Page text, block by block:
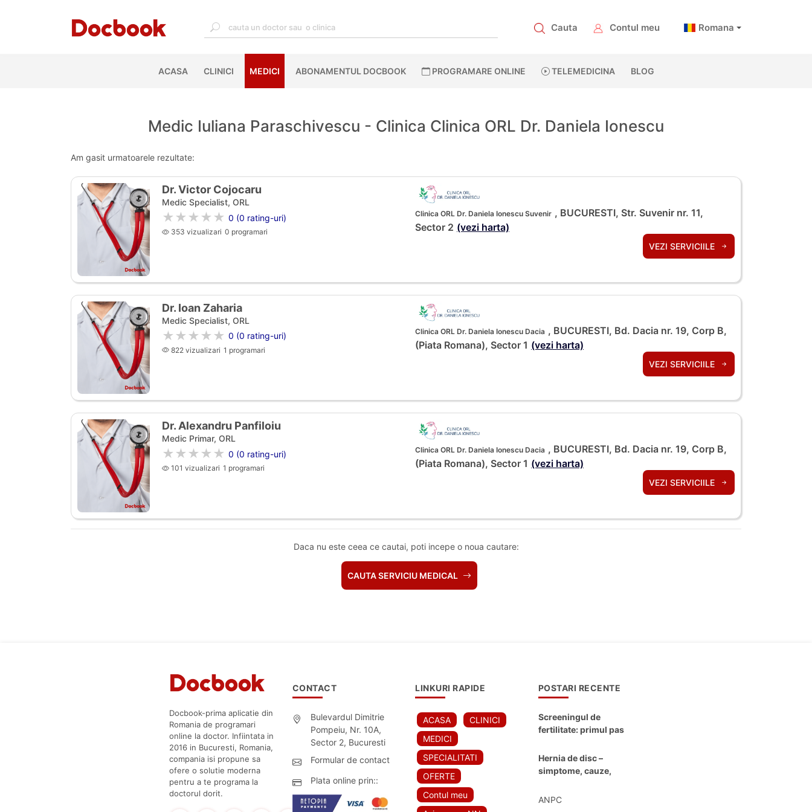
Cauta Contul meu Romana
ACASA(CURRENT)
CLINICI MEDICI ABONAMENTUL DOCBOOK PROGRAMARE ONLINE TELEMEDICINA BLOG
Medic Iuliana Paraschivescu - Clinica Clinica ORL Dr. Daniela Ionescu
Am gasit urmatoarele rezultate:
Dr. Victor Cojocaru
Medic Specialist, ORL
★★★★★ 0 (0 rating-uri)
353 vizualizari 0 programari
Clinica ORL Dr. Daniela Ionescu Suvenir , BUCURESTI, Str. Suvenir nr. 11,
Sector 2 (vezi harta)
VEZI SERVICIILE
Dr. Ioan Zaharia
Medic Specialist, ORL
★★★★★ 0 (0 rating-uri)
822 vizualizari 1 programari
Clinica ORL Dr. Daniela Ionescu Dacia , BUCURESTI, Bd. Dacia nr. 19, Corp B,
(Piata Romana), Sector 1 (vezi harta)
VEZI SERVICIILE
Dr. Alexandru Panfiloiu
Medic Primar, ORL
★★★★★ 0 (0 rating-uri)
101 vizualizari 1 programari
Clinica ORL Dr. Daniela Ionescu Dacia , BUCURESTI, Bd. Dacia nr. 19, Corp B,
(Piata Romana), Sector 1 (vezi harta)
VEZI SERVICIILE
Daca nu este ceea ce cautai, poti incepe o noua cautare:
CAUTA SERVICIU MEDICAL
Docbook-prima aplicatie din
Romania de programari
online la doctor. Infiintata in
2016 in Bucuresti, Romania,
compania isi propune sa
ofere o solutie moderna
pentru a te programa la
doctorul dorit.
CONTACT
Bulevardul Dimitrie
Pompeiu, Nr. 10A,
Sector 2, Bucuresti
Formular de contact
Plata online prin::
LINKURI RAPIDE
ACASA
CLINICI
MEDICI
SPECIALITATI
OFERTE
Contul meu
POSTARI RECENTE
Screeningul de
fertilitate: primul pas
Hernia de disc –
simptome, cauze,
moderne de
ANPC